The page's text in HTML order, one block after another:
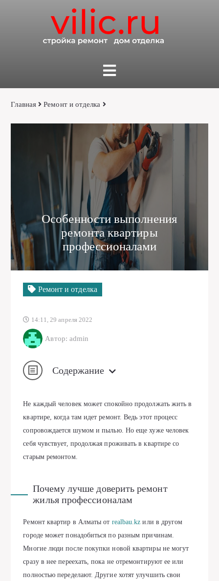
Главная Ремонт и отделка
Особенности выполнения
ремонта квартиры
профессионалами
Ремонт и отделка
14:11, 29 апреля 2022
Автор: admin
Содержание
Не каждый человек может спокойно продолжать жить в
квартире, когда там идет ремонт. Ведь этот процесс
сопровождается шумом и пылью. Но еще хуже человек
себя чувствует, продолжая проживать в квартире со
старым ремонтом.
Почему лучше доверить ремонт
жилья профессионалам
Ремонт квартир в Алматы от realbau.kz или в другом
городе может понадобиться по разным причинам.
Многие люди после покупки новой квартиры не могут
сразу в нее переехать, пока не отремонтируют ее или
полностью переделают. Другие хотят улучшить свои